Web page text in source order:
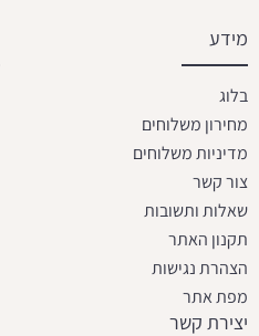
מידע
בלוג
מחירון משלוחים
מדיניות משלוחים
צור קשר
שאלות ותשובות
תקנון האתר
הצהרת נגישות
מפת אתר
יצירת קשר